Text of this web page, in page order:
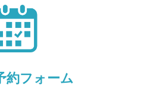
約フォーム